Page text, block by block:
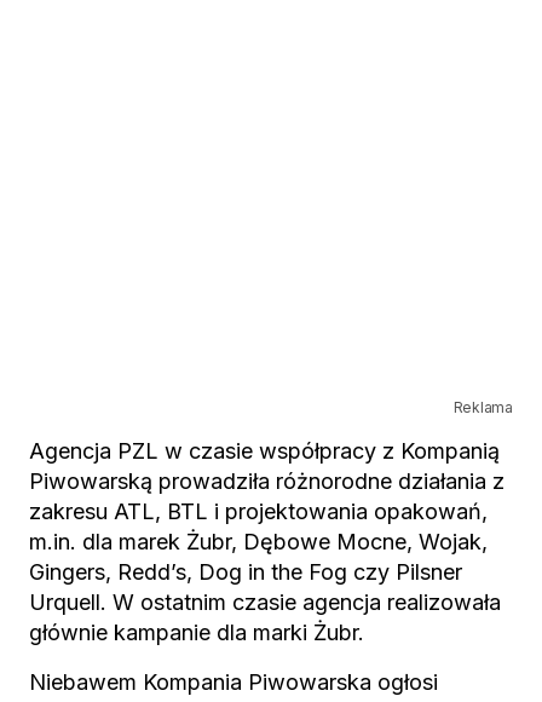
Reklama
Agencja PZL w czasie współpracy z Kompanią
Piwowarską prowadziła różnorodne działania z
zakresu ATL, BTL i projektowania opakowań,
m.in. dla marek Żubr, Dębowe Mocne, Wojak,
Gingers, Redd’s, Dog in the Fog czy Pilsner
Urquell. W ostatnim czasie agencja realizowała
głównie kampanie dla marki Żubr.
Niebawem Kompania Piwowarska ogłosi